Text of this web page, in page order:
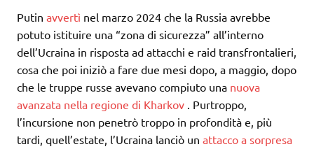
Putin avvertì nel marzo 2024 che la Russia avrebbe
potuto istituire una “zona di sicurezza” all’interno
dell’Ucraina in risposta ad attacchi e raid transfrontalieri,
cosa che poi iniziò a fare due mesi dopo, a maggio, dopo
che le truppe russe avevano compiuto una nuova
avanzata nella regione di Kharkov . Purtroppo,
l’incursione non penetrò troppo in profondità e, più
tardi, quell’estate, l’Ucraina lanciò un attacco a sorpresa